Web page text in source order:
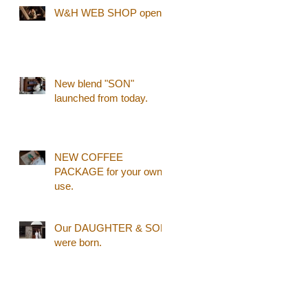
W&H WEB SHOP open!
New blend "SON"
launched from today.
NEW COFFEE
PACKAGE for your own
use.
Our DAUGHTER & SON
were born.